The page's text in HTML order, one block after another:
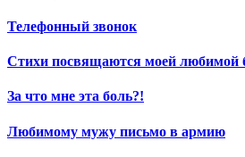
Телефонный звонок
Стихи посвящаются моей любимой
За что мне эта боль?!
Любимому мужу письмо в армию